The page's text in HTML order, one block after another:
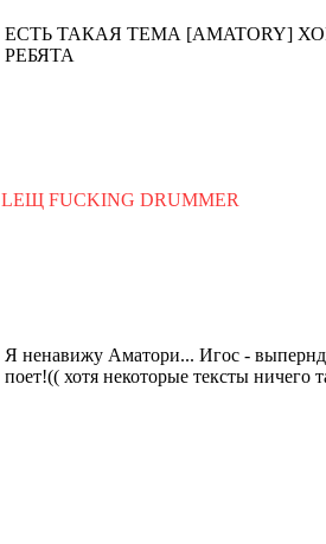
ЕСТЬ ТАКАЯ ТЕМА [AMATORY]
РЕБЯТА
LEЩ FUCKING DRUMMER
Я ненавижу Аматори... Игос -
поет!(( хотя некоторые тексты ничего